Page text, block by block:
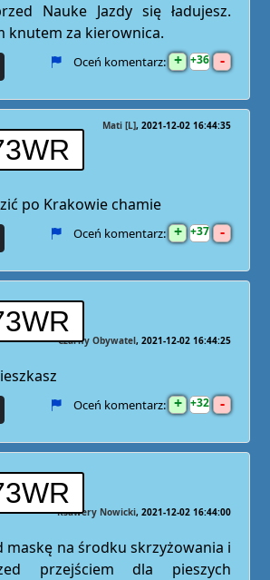
Nauke Jazdy się ładujesz.
knutem za kierownica.
Oceń komentarz: + 36 -
Mati [L] 2021-12-02 16:44:35
po Krakowie chamie
Oceń komentarz: + 37 -
Czarny Obywatel 2021-12-02 16:44:25
Oceń komentarz: + 32 -
Ksawery Nowicki 2021-12-02 16:44:00
maskę na środku skrzyżowania i
przejściem dla pieszych